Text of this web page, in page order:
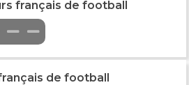
français de football
de football